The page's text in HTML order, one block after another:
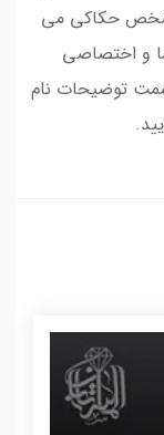
شخص حکاکی می
و اختصاصی
توضیحات نام